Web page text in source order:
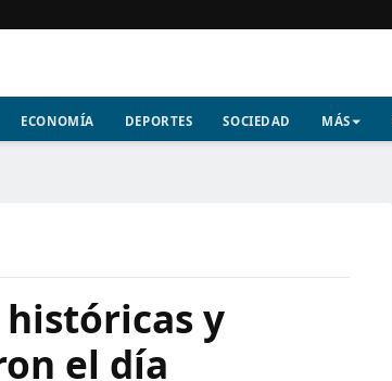
ECONOMÍA DEPORTES SOCIEDAD MÁS
y
el día